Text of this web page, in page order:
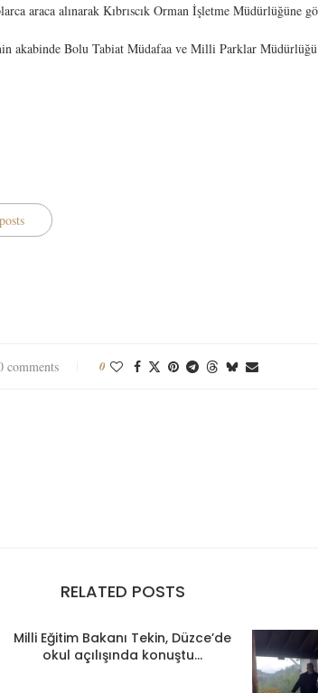
araca alınarak Kıbrıscık Orman İşletme Müdürlüğüne
akabinde Bolu Tabiat Müdafaa ve Milli Parklar
comments 0
RELATED POSTS
Milli Eğitim Bakanı Tekin, Düzce’de
okul açılışında konuştu...